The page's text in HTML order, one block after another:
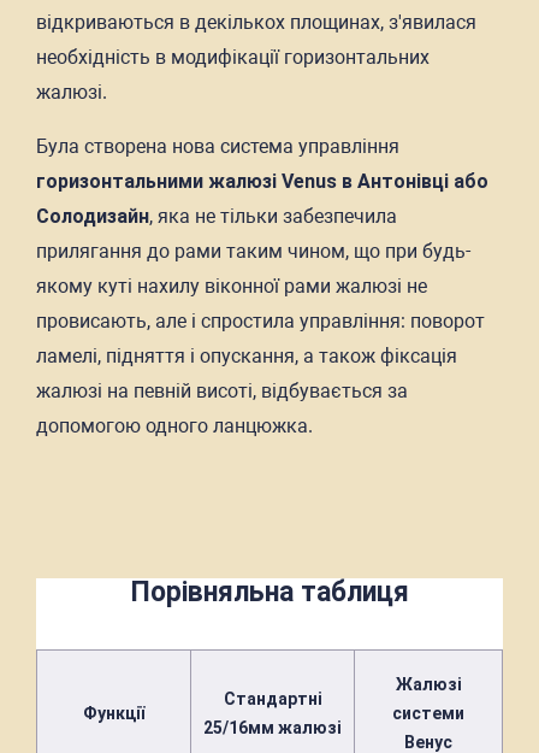
відкриваються в декількох площинах, з'явилася
необхідність в модифікації горизонтальних
жалюзі.
Була створена нова система управління
горизонтальними жалюзі Venus в Антонівці або
Солодизайн, яка не тільки забезпечила
прилягання до рами таким чином, що при будь-
якому куті нахилу віконної рами жалюзі не
провисають, але і спростила управління: поворот
ламелі, підняття і опускання, а також фіксація
жалюзі на певній висоті, відбувається за
допомогою одного ланцюжка.
Порівняльна таблиця
Функції
Стандартні
25/16мм жалюзі
Жалюзі
системи
Венус